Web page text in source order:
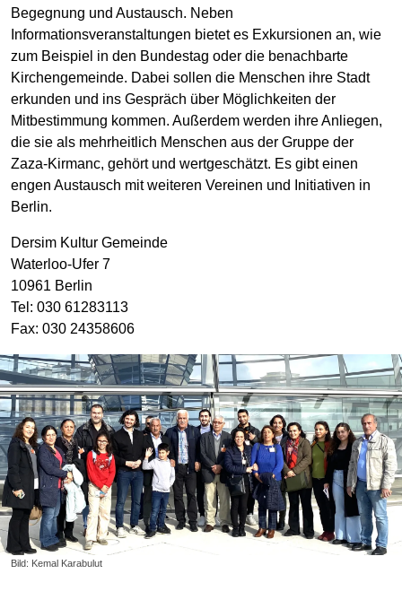
Bild: Kemal Karabulut
Begegnung und Austausch. Neben
Informationsveranstaltungen bietet es Exkursionen an, wie
zum Beispiel in den Bundestag oder die benachbarte
Kirchengemeinde. Dabei sollen die Menschen ihre Stadt
erkunden und ins Gespräch über Möglichkeiten der
Mitbestimmung kommen. Außerdem werden ihre Anliegen,
die sie als mehrheitlich Menschen aus der Gruppe der
Zaza-Kirmanc, gehört und wertgeschätzt. Es gibt einen
engen Austausch mit weiteren Vereinen und Initiativen in
Berlin.
Dersim Kultur Gemeinde
Waterloo-Ufer 7
10961 Berlin
Tel: 030 61283113
Fax: 030 24358606